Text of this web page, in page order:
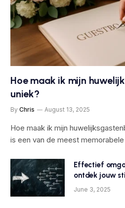
Hoe maak ik mijn
uniek?
By Chris August 13, 2025
Hoe maak ik mijn
is een van de meest
Effectief
ontdek jouw
June 3, 2025